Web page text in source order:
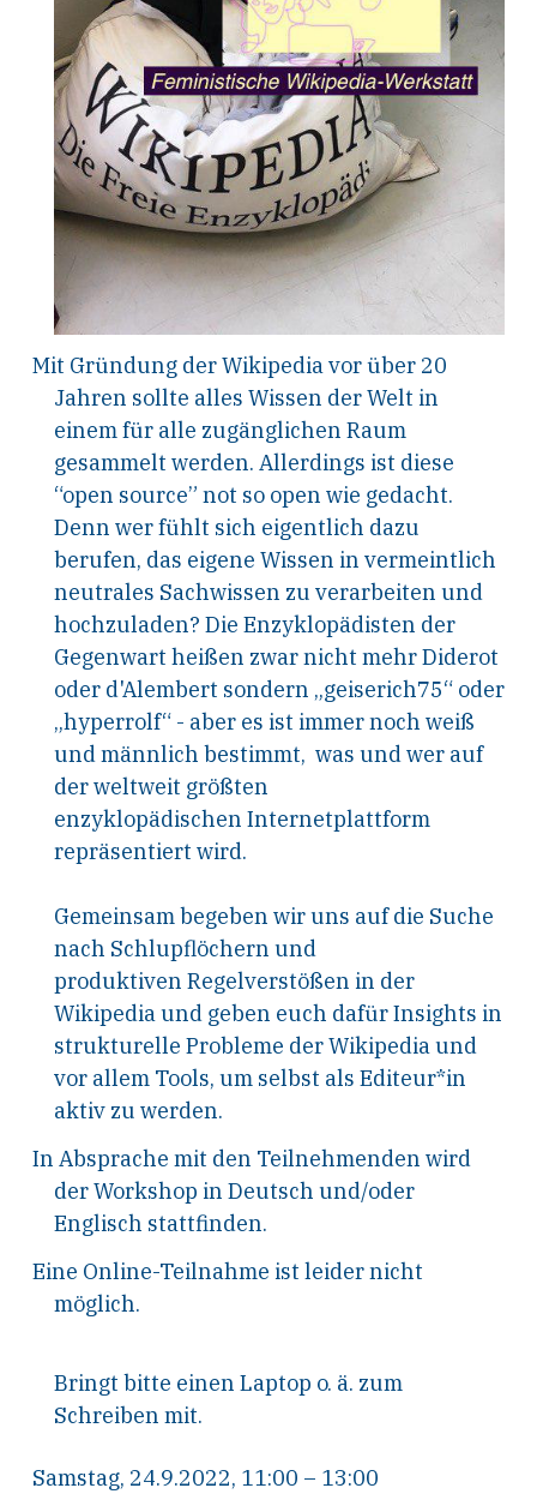
Mit Gründung der Wikipedia vor über 20
Jahren sollte alles Wissen der Welt in
einem für alle zugänglichen Raum
gesammelt werden. Allerdings ist diese
“open source” not so open wie gedacht.
Denn wer fühlt sich eigentlich dazu
berufen, das eigene Wissen in vermeintlich
neutrales Sachwissen zu verarbeiten und
hochzuladen? Die Enzyklopädisten der
Gegenwart heißen zwar nicht mehr Diderot
oder d'Alembert sondern „geiserich75“ oder
„hyperrolf“ - aber es ist immer noch weiß
und männlich bestimmt, was und wer auf
der weltweit größten
enzyklopädischen Internetplattform
repräsentiert wird.
Gemeinsam begeben wir uns auf die Suche
nach Schlupflöchern und
produktiven Regelverstößen in der
Wikipedia und geben euch dafür Insights in
strukturelle Probleme der Wikipedia und
vor allem Tools, um selbst als Editeur*in
aktiv zu werden.
In Absprache mit den Teilnehmenden wird
der Workshop in Deutsch und/oder
Englisch stattfinden.
Eine Online-Teilnahme ist leider nicht
möglich.
Bringt bitte einen Laptop o. ä. zum
Schreiben mit.
Samstag, 24.9.2022, 11:00 – 13:00